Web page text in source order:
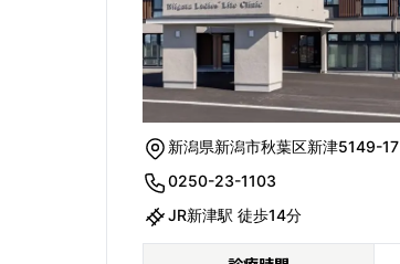
新潟県新潟市秋葉区新津5149-17
0250-23-1103
JR新津駅 徒歩14分